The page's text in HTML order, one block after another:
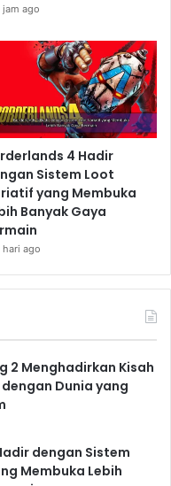
jam ago
4 Hadir
Sistem Loot
yang Membuka
Banyak Gaya
hari ago
2 Menghadirkan Kisah
Dunia yang
dengan Sistem
Membuka Lebih